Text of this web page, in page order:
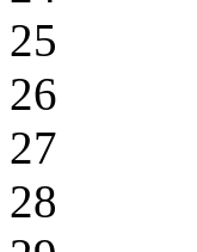
25
26
27
28